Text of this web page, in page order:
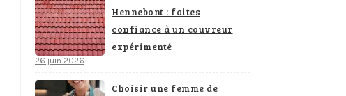
Hennebont : faites
confiance à un couvreur
expérimenté
26 juin 2026
Choisir une femme de